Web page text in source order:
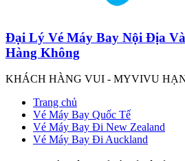
Đại Lý Vé Máy Bay Nội Địa
Hàng Không
KHÁCH HÀNG VUI - MYVIVU
Trang chủ
Vé Máy Bay Quốc Tế
Vé Máy Bay Đi New Zealand
Vé Máy Bay Đi Auckland